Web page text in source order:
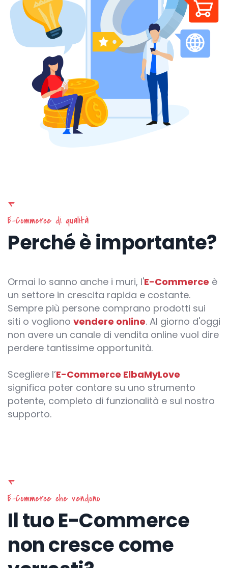
E-Commerce di qualità
Perché è importante?
Ormai lo sanno anche i muri, l'E-Commerce è
un settore in crescita rapida e costante.
Sempre più persone comprano prodotti sui
siti o vogliono vendere online. Al giorno d'oggi
non avere un canale di vendita online vuol dire
perdere tantissime opportunità.
Scegliere l’E-Commerce ElbaMyLove
significa poter contare su uno strumento
potente, completo di funzionalità e sul nostro
supporto.
E-Commerce che vendono
Il tuo E-Commerce
non cresce come